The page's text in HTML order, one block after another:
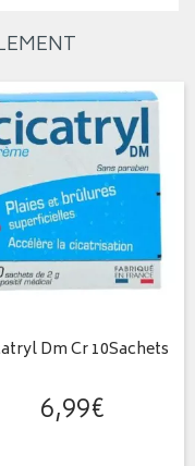
Dm Cr 10Sachets
6,99€